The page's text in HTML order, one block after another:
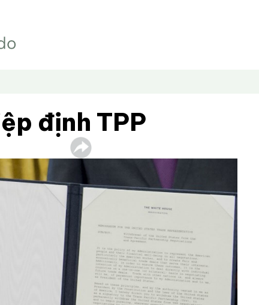
định TPP